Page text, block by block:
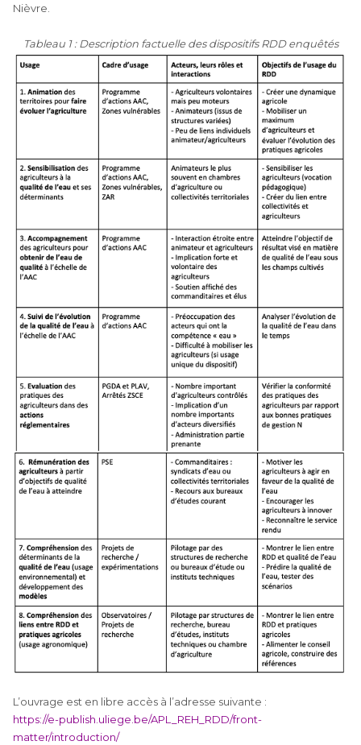
Nièvre.
Tableau 1 : Description factuelle des dispositifs RDD enquêtés
L’ouvrage est en libre accès à l’adresse suivante :
https://e-publish.uliege.be/APL_REH_RDD/front-
matter/introduction/